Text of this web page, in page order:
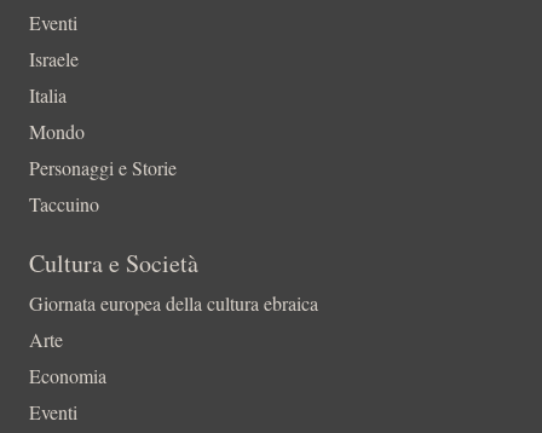
Eventi
Israele
Italia
Mondo
Personaggi e Storie
Taccuino
Cultura e Società
Giornata europea della cultura ebraica
Arte
Economia
Eventi